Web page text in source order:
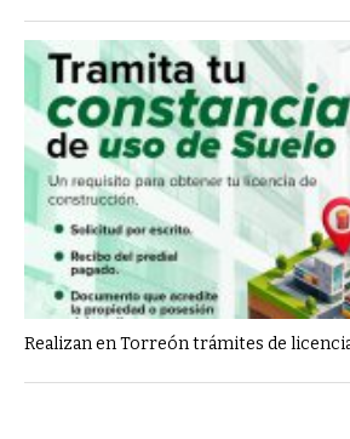
Realizan en Torreón trámites de